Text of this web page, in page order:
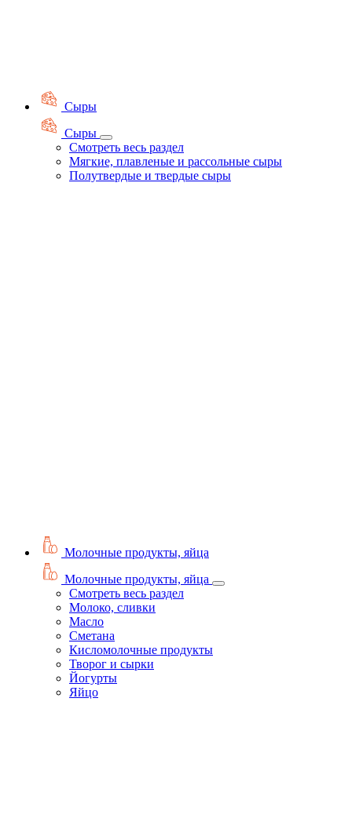
Сыры
Сыры
Смотреть весь раздел
Мягкие, плавленые и рассольные сыры
Полутвердые и твердые сыры
Молочные продукты, яйца
Молочные продукты, яйца
Смотреть весь раздел
Молоко, сливки
Масло
Сметана
Кисломолочные продукты
Творог и сырки
Йогурты
Яйцо